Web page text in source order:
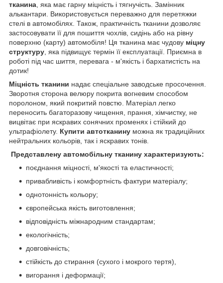
тканина, яка має гарну міцність і тягнучість. Замінник
алькантари. Використовується переважно для перетяжки
стелі в автомобілях. Також, практичність тканини дозволяє
застосовувати її для пошиття чохлів, сидінь або на рівну
поверхню (карту) автомобіля! Ця тканина має чудову міцну
структуру, яка підвищує термін її експлуатації. Приємна в
роботі під час шиття, перевага - м'якість і бархатистість на
дотик!
Міцність тканини надає спеціальне заводське просочення.
Зворотня сторона велюру покрита вогневим способом
поролоном, який покритий повстю. Матеріал легко
переносить багаторазову чищення, прання, хімчистку, не
вицвітає при яскравих сонячних променях і стійкий до
ультрафіолету. Купити автотканину можна як традиційних
нейтральних кольорів, так і яскравих тонів.
Представлену автомобільну тканину характеризують:
поєднання міцності, м'якості та еластичності;
привабливість і комфортність фактури матеріалу;
однотонність кольору;
європейська якість виготовлення;
відповідність міжнародним стандартам;
екологічність;
довговічність;
стійкість до стирання (сухого і мокрого тертя),
вигорання і деформації;